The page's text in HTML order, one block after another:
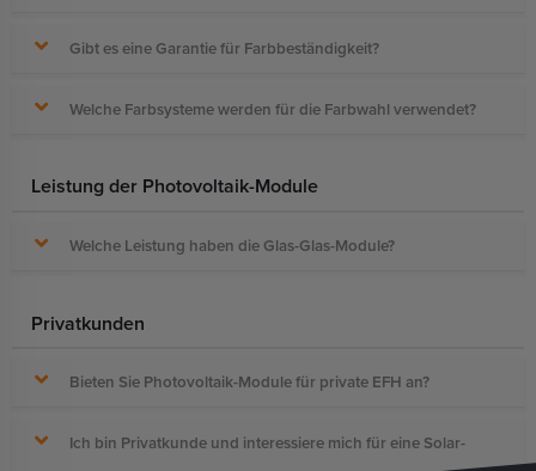
Gibt es eine Garantie für Farbbeständigkeit?
Welche Farbsysteme werden für die Farbwahl verwendet?
Leistung der Photovoltaik-Module
Welche Leistung haben die Glas-Glas-Module?
Privatkunden
Bieten Sie Photovoltaik-Module für private EFH an?
Ich bin Privatkunde und interessiere mich für eine Solar-